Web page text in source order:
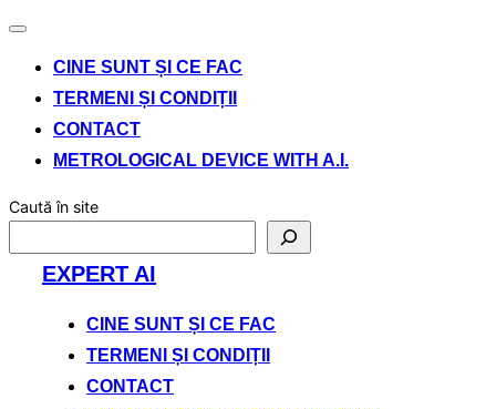
Comută
CINE SUNT ȘI CE FAC
TERMENI ȘI CONDIȚII
CONTACT
METROLOGICAL DEVICE WITH A.I.
Caută în site
EXPERT AI
CINE SUNT ȘI CE FAC
TERMENI ȘI CONDIȚII
CONTACT